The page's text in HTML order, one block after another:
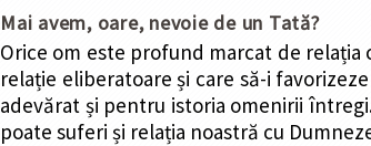
Mai avem, oare, nevoie de un Tată?
Orice om este profund marcat de relația
relație eliberatoare și care să-i
adevărat și pentru istoria omenirii
poate suferi și relația noastră cu